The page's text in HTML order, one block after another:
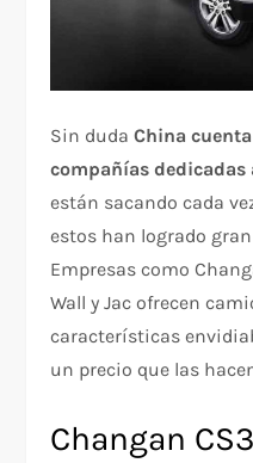
Sin dudaChina
compañías dedicadas
están sacando cada
estos han logrado
Empresas como
Wall y Jac ofrecen
características
un precio que las
Changan